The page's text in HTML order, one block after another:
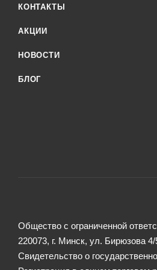
КОНТАКТЫ
АКЦИИ
НОВОСТИ
БЛОГ
Общество с ограниченной
220073, г. Минск, ул. Бирюзова
Свидетельство о